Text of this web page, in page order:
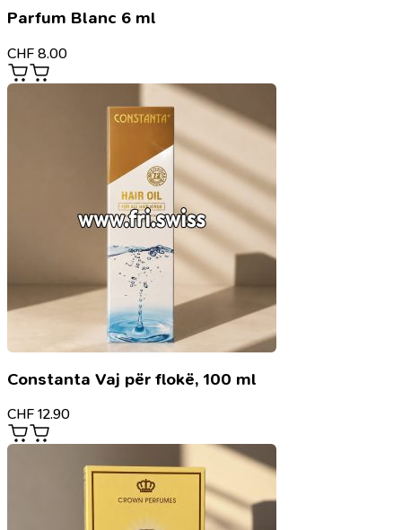
Parfum Blanc 6 ml
CHF 8.00
Constanta Vaj për flokë, 100 ml
CHF 12.90